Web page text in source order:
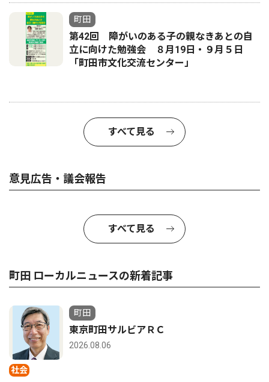
町田
第42回 障がいのある子の親なきあとの自
立に向けた勉強会 ８月19日・９月５日
「町田市文化交流センター」
すべて見る
意見広告・議会報告
すべて見る
町田 ローカルニュースの新着記事
社会
町田
東京町田サルビアＲＣ
2026.08.06